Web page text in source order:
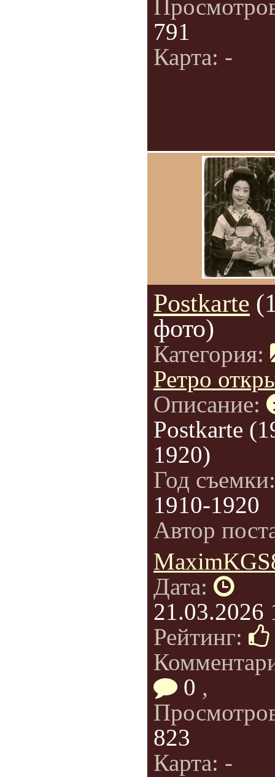
791
Карта: -
Postkarte
фото)
Категория:
Ретро
Описание:
Postkarte
1920)
Год
1910-1920
Автор
Дата:
21.03.2026
Рейтинг:
0 ,
823
Карта: -